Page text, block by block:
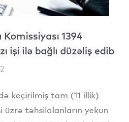
1394
işi ilə bağlı düzəliş edib
keçirilmiş tam (11 illik)
üzrə təhsilalanların yekun